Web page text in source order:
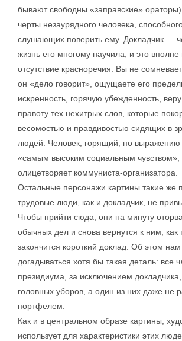
бывают свободны «заправские»
черты незаурядного человека,
слушающих поверить ему. Докладчик —
жизнь его многому научила, и это
отсутствие красноречия. Вы не
он «дело говорит», ощущаете его
искренность, горячую убежденность,
правоту тех нехитрых слов, которые
весомостью и правдивостью сидящих в
людей. Человек, горящий, по выражению
«самым высоким социальным чувством»,
олицетворяет коммуниста-организатора.
Остальные персонажи картины такие же
трудовые люди, как и докладчик, не
Чтобы прийти сюда, они на минуту
обычных дел и снова вернутся к ним, как
закончится короткий доклад. Об этом
догадываться хотя бы такая деталь: все
президиума, за исключением
головных уборов, а один из них даже не
портфелем.
Как и в центральном образе картины,
использует для характеристики этих